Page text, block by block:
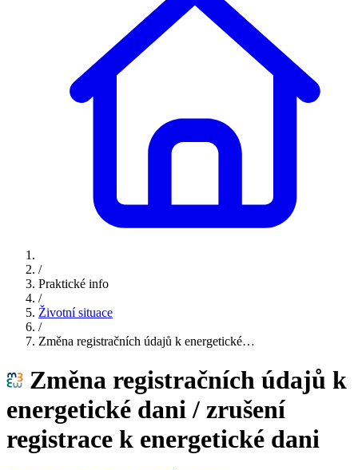
/
Praktické info
/
Životní situace
/
Změna registračních údajů k energetické…
Změna registračních údajů k
energetické dani / zrušení
registrace k energetické dani